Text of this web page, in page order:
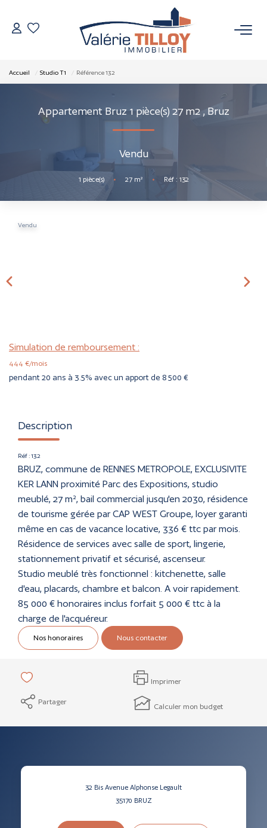
Vendus
VENDRE
ESTIMER
Accueil Studio T1 Référence 132
Appartement Bruz 1 pièce(s) 27 m2 , Bruz
Vendu
1 pièce(s) • 27m² • Réf : 132
Vendu
Simulation de remboursement :
444 €/mois
pendant 20 ans à 3.5% avec un apport de 8 500 €
Description
Réf : 132
BRUZ, commune de RENNES METROPOLE, EXCLUSIVITE
KER LANN proximité Parc des Expositions, studio
meublé, 27 m², bail commercial jusqu'en 2030, résidence
de tourisme gérée par CAP WEST Groupe, loyer garanti
même en cas de vacance locative, 336 € ttc par mois.
Résidence de services avec salle de sport, lingerie,
stationnement privatif et sécurisé, ascenseur.
Studio meublé très fonctionnel : kitchenette, salle
d'eau, placards, chambre et balcon. A voir rapidement.
85 000 € honoraires inclus forfait 5 000 € ttc à la
charge de l'acquéreur.
Nos honoraires Nous contacter
Imprimer
Partager
Calculer mon budget
32 Bis Avenue Alphonse Legault
35170 BRUZ